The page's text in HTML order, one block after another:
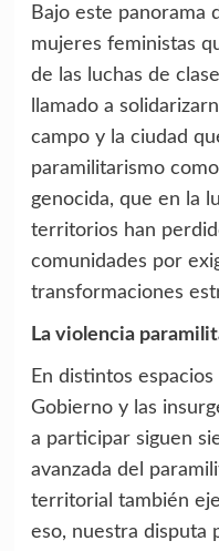
Bajo este panorama
mujeres feministas
de las luchas de
llamado a
campo y la ciudad
paramilitarismo
genocida, que en la
territorios han
comunidades por
transformaciones
La violencia
En distintos
Gobierno y las
a participar siguen
avanzada del
territorial también
eso, nuestra disputa